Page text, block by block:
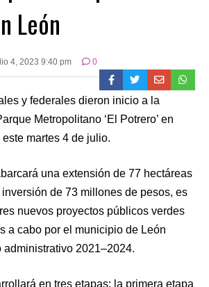
León
4, 2023 9:40 pm 0
y federales dieron inicio a la
Metropolitano ‘El Potrero’ en
martes 4 de julio.
una extensión de 77 hectáreas
de 73 millones de pesos, es
nuevos proyectos públicos verdes
a cabo por el municipio de León
administrativo 2021–2024.
en tres etapas: la primera etapa